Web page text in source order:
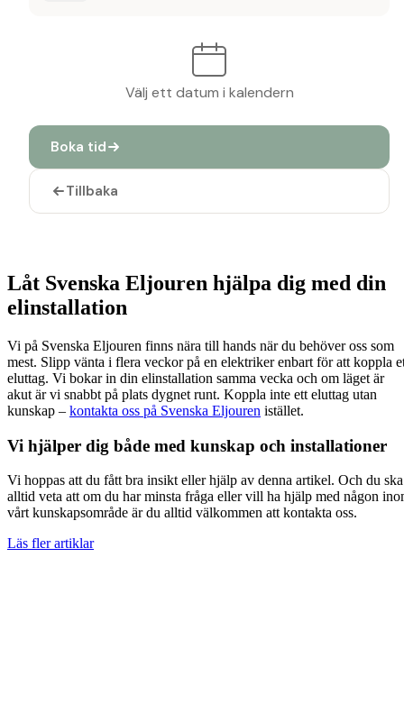
Låt Svenska Eljouren hjälpa dig med din
elinstallation
Vi på Svenska Eljouren finns nära till hands när du behöver oss som
mest. Slipp vänta i flera veckor på en elektriker enbart för att koppla
eluttag. Vi bokar in din elinstallation samma vecka och om läget är
akut är vi snabbt på plats dygnet runt. Koppla inte ett eluttag utan
kunskap – kontakta oss på Svenska Eljouren istället.
Vi hjälper dig både med kunskap och installationer
Vi hoppas att du fått bra insikt eller hjälp av denna artikel. Och du ska
alltid veta att om du har minsta fråga eller vill ha hjälp med någon
vårt kunskapsområde är du alltid välkommen att kontakta oss.
Läs fler artiklar